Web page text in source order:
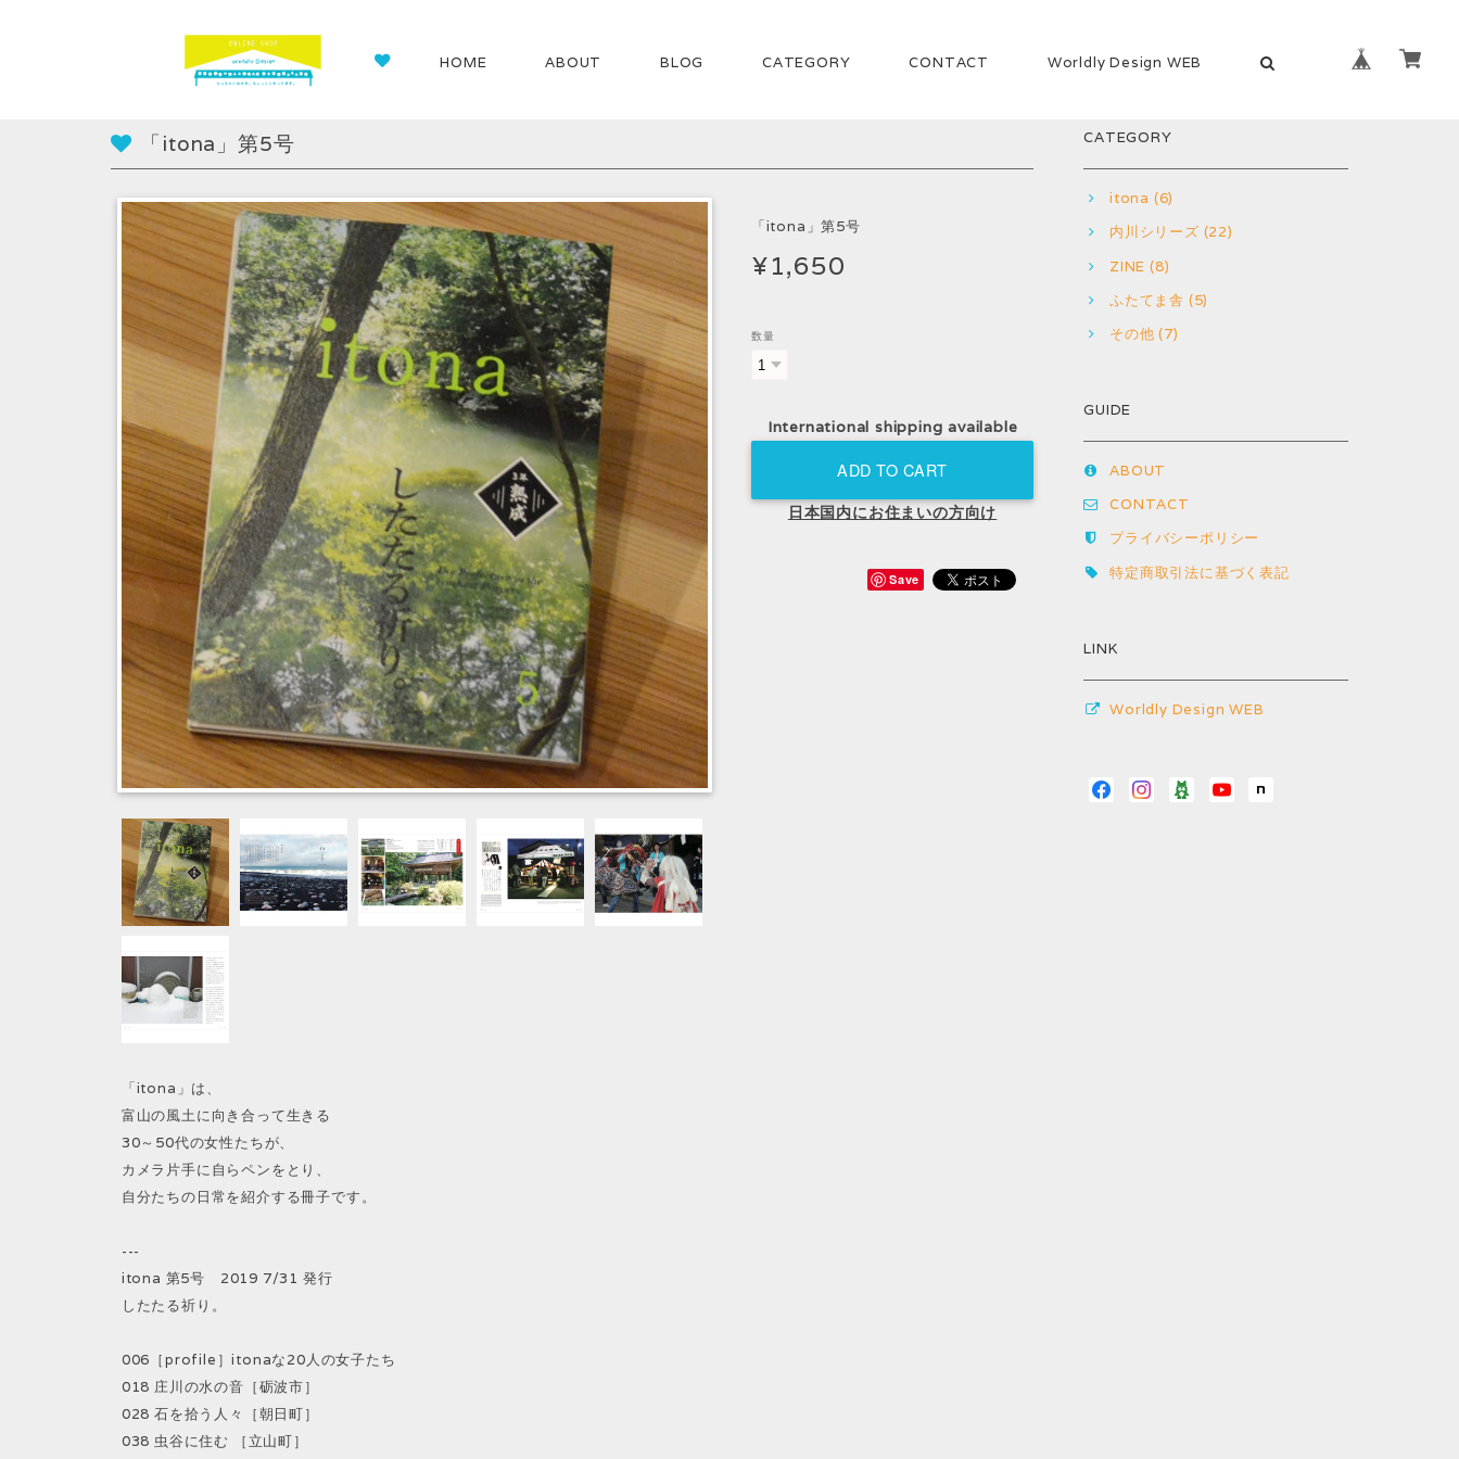
HOME ABOUT BLOG CATEGORY CONTACT Worldly Design WEB
「itona」第5号
「itona」第5号
¥1,650
数量
International shipping available
ADD TO CART
日本国内にお住まいの方向け
Save
「itona」は、
富山の風土に向き合って生きる
30～50代の女性たちが、
カメラ片手に自らペンをとり、
自分たちの日常を紹介する冊子です。
---
itona 第5号 2019 7/31 発行
したたる祈り。
006［profile］itonaな20人の女子たち
018 庄川の水の音［砺波市］
028 石を拾う人々［朝日町］
038 虫谷に住む ［立山町］
CATEGORY
itona (6)
内川シリーズ (22)
ZINE (8)
ふたてま舎 (5)
その他 (7)
GUIDE
ABOUT
CONTACT
プライバシーポリシー
特定商取引法に基づく表記
LINK
Worldly Design WEB